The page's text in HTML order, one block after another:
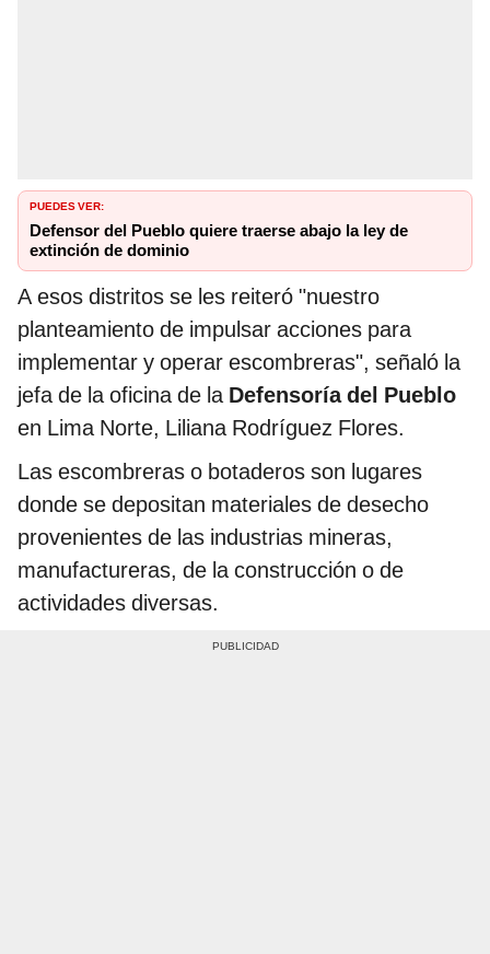
PUEDES VER:
Defensor del Pueblo quiere traerse abajo la ley de
extinción de dominio
A esos distritos se les reiteró "nuestro
planteamiento de impulsar acciones para
implementar y operar escombreras", señaló la
jefa de la oficina de la Defensoría del Pueblo
en Lima Norte, Liliana Rodríguez Flores.
Las escombreras o botaderos son lugares
donde se depositan materiales de desecho
provenientes de las industrias mineras,
manufactureras, de la construcción o de
actividades diversas.